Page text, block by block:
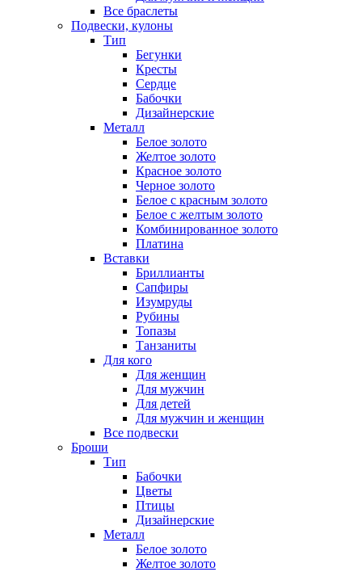
Все браслеты
Подвески, кулоны
Тип
Бегунки
Кресты
Сердце
Бабочки
Дизайнерские
Металл
Белое золото
Желтое золото
Красное золото
Черное золото
Белое с красным золото
Белое с желтым золото
Комбинированное золото
Платина
Вставки
Бриллианты
Сапфиры
Изумруды
Рубины
Топазы
Танзаниты
Для кого
Для женщин
Для мужчин
Для детей
Для мужчин и женщин
Все подвески
Броши
Тип
Бабочки
Цветы
Птицы
Дизайнерские
Металл
Белое золото
Желтое золото